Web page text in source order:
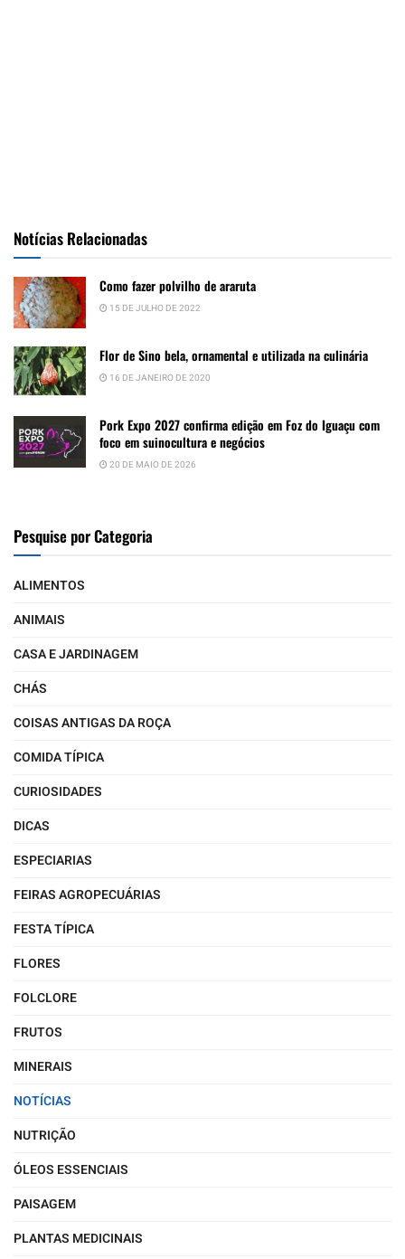
Notícias Relacionadas
Como fazer polvilho de araruta
15 DE JULHO DE 2022
Flor de Sino bela, ornamental e utilizada na culinária
16 DE JANEIRO DE 2020
Pork Expo 2027 confirma edição em Foz do Iguaçu com
foco em suinocultura e negócios
20 DE MAIO DE 2026
Pesquise por Categoria
ALIMENTOS
ANIMAIS
CASA E JARDINAGEM
CHÁS
COISAS ANTIGAS DA ROÇA
COMIDA TÍPICA
CURIOSIDADES
DICAS
ESPECIARIAS
FEIRAS AGROPECUÁRIAS
FESTA TÍPICA
FLORES
FOLCLORE
FRUTOS
MINERAIS
NOTÍCIAS
NUTRIÇÃO
ÓLEOS ESSENCIAIS
PAISAGEM
PLANTAS MEDICINAIS